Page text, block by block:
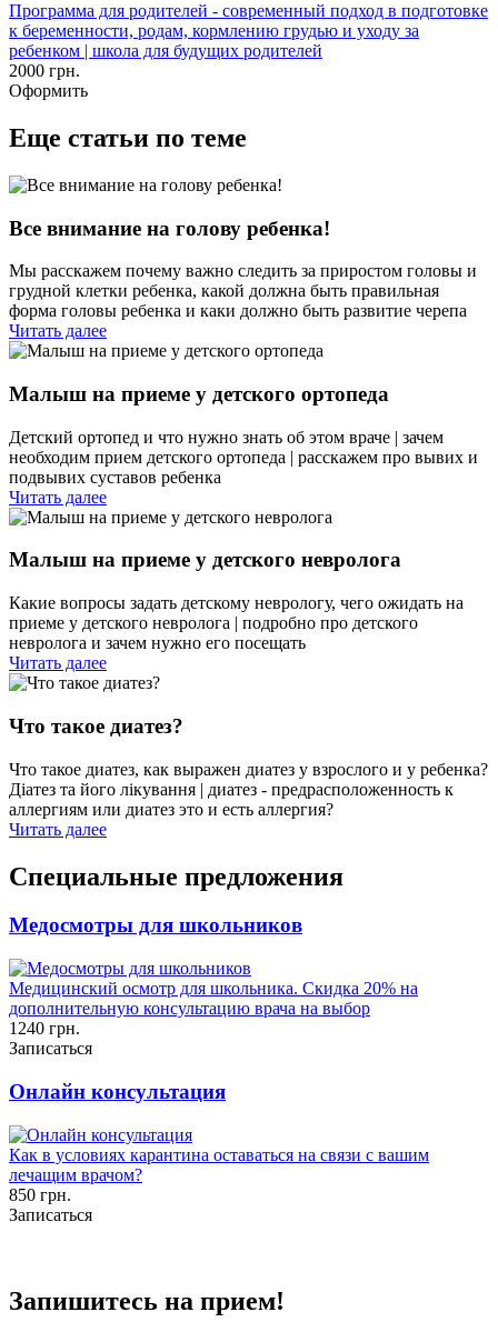
Программа для родителей - современный подход в подготовке
к беременности, родам, кормлению грудью и уходу за
ребенком | школа для будущих родителей
2000 грн.
Оформить
Еще статьи по теме
Все внимание на голову ребенка!
Мы расскажем почему важно следить за приростом головы и
грудной клетки ребенка, какой должна быть правильная
форма головы ребенка и каки должно быть развитие черепа
Читать далее
Малыш на приеме у детского ортопеда
Детский ортопед и что нужно знать об этом враче | зачем
необходим прием детского ортопеда | расскажем про вывих и
подвывих суставов ребенка
Читать далее
Малыш на приеме у детского невролога
Какие вопросы задать детскому неврологу, чего ожидать на
приеме у детского невролога | подробно про детского
невролога и зачем нужно его посещать
Читать далее
Что такое диатез?
Что такое диатез, как выражен диатез у взрослого и у ребенка?
Діатез та його лікування | диатез - предрасположенность к
аллергиям или диатез это и есть аллергия?
Читать далее
Специальные предложения
Медосмотры для школьников
Медицинский осмотр для школьника. Скидка 20% на
дополнительную консультацию врача на выбор
1240 грн.
Записаться
Онлайн консультация
Как в условиях карантина оставаться на связи с вашим
лечащим врачом?
850 грн.
Записаться
Запишитесь на прием!